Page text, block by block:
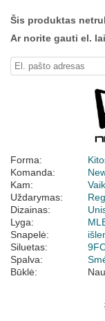
Šis produktas
Ar norite gauti el.
Forma:
Komanda:
Kam:
Uždarymas:
Dizainas:
Lyga:
Snapelė:
Siluetas:
Spalva:
Būklė: